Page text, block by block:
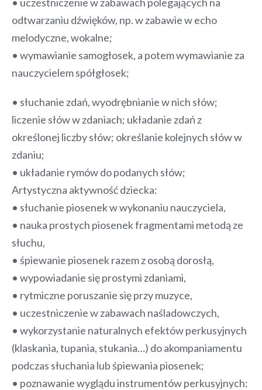
odtwarzaniu dźwięków, np. w zabawie w echo
melodyczne, wokalne;
• wymawianie samogłosek, a potem wymawianie za
nauczycielem spółgłosek;
• słuchanie zdań, wyodrębnianie w nich słów;
liczenie słów w zdaniach; układanie zdań z
określonej liczby słów; określanie kolejnych słów w
zdaniu;
• układanie rymów do podanych słów;
Artystyczna aktywność dziecka:
• słuchanie piosenek w wykonaniu nauczyciela,
• nauka prostych piosenek fragmentami metodą ze
słuchu,
• śpiewanie piosenek razem z osobą dorosłą,
• wypowiadanie się prostymi zdaniami,
• rytmiczne poruszanie się przy muzyce,
• uczestniczenie w zabawach naśladowczych,
• wykorzystanie naturalnych efektów perkusyjnych
(klaskania, tupania, stukania…) do akompaniamentu
podczas słuchania lub śpiewania piosenek;
• poznawanie wyglądu instrumentów perkusyjnych: